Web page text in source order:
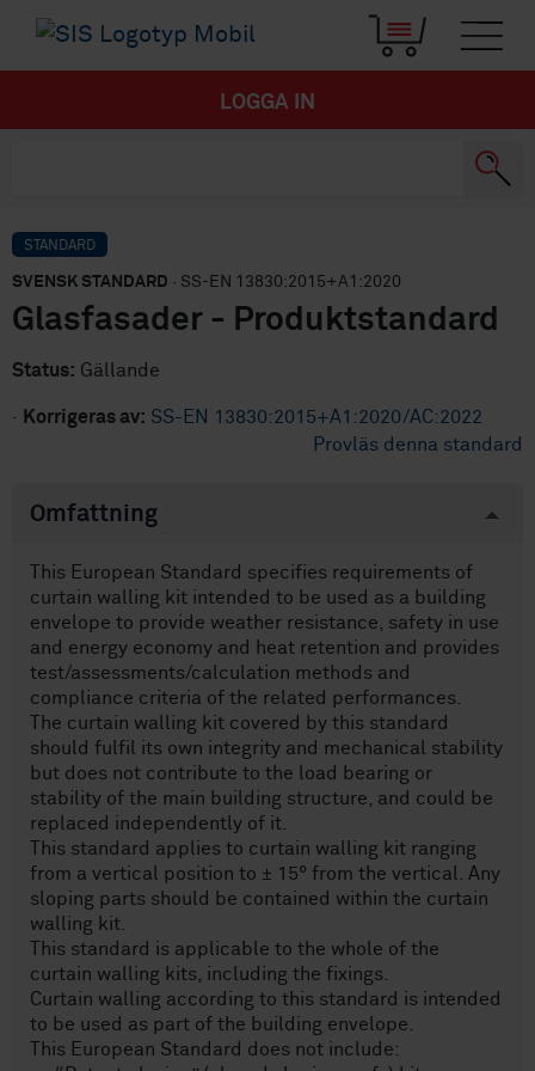
LOGGA IN
STANDARD
SVENSK STANDARD · SS-EN 13830:2015+A1:2020
Glasfasader - Produktstandard
Status: Gällande
· Korrigeras av: SS-EN 13830:2015+A1:2020/AC:2022
Provläs denna standard
Omfattning
This European Standard specifies requirements of
curtain walling kit intended to be used as a building
envelope to provide weather resistance, safety in use
and energy economy and heat retention and provides
test/assessments/calculation methods and
compliance criteria of the related performances.
The curtain walling kit covered by this standard
should fulfil its own integrity and mechanical stability
but does not contribute to the load bearing or
stability of the main building structure, and could be
replaced independently of it.
This standard applies to curtain walling kit ranging
from a vertical position to ± 15° from the vertical. Any
sloping parts should be contained within the curtain
walling kit.
This standard is applicable to the whole of the
curtain walling kits, including the fixings.
Curtain walling according to this standard is intended
to be used as part of the building envelope.
This European Standard does not include: